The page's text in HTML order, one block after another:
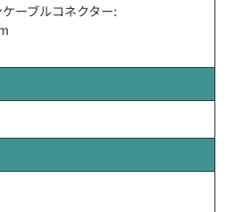
ーブルコネクター: